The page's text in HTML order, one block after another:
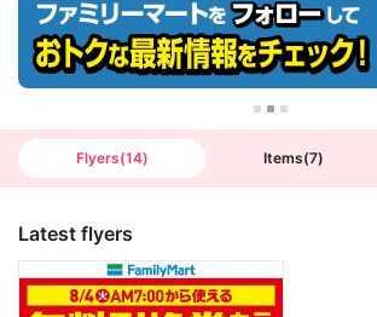
Flyers(14) Items(7)
Latest flyers